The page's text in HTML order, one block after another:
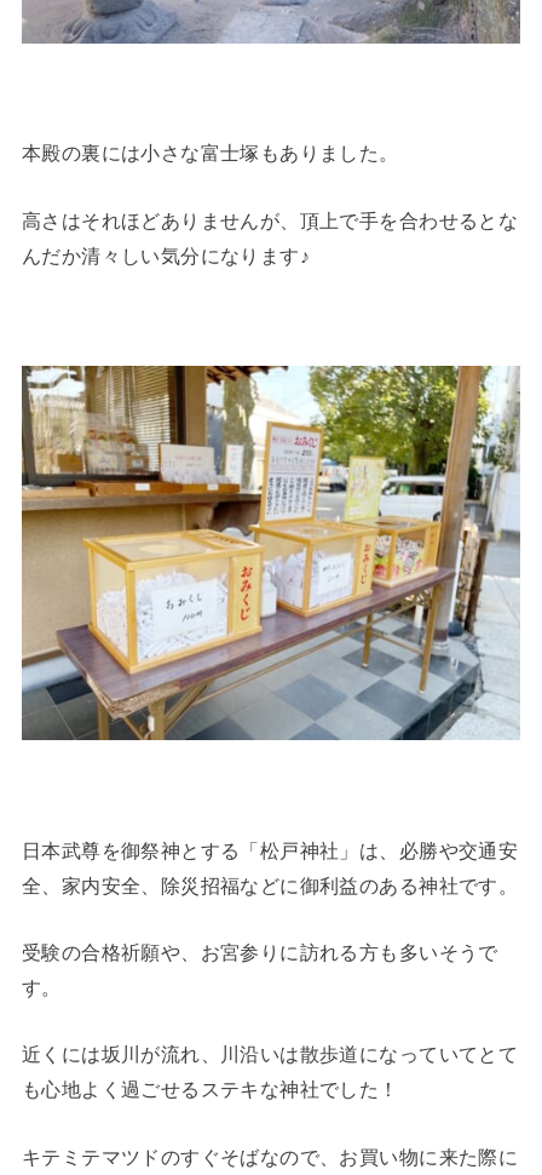
本殿の裏には小さな富士塚もありました。
高さはそれほどありませんが、頂上で手を合わせるとな
んだか清々しい気分になります♪
日本武尊を御祭神とする「松戸神社」は、必勝や交通安
全、家内安全、除災招福などに御利益のある神社です。
受験の合格祈願や、お宮参りに訪れる方も多いそうで
す。
近くには坂川が流れ、川沿いは散歩道になっていてとて
も心地よく過ごせるステキな神社でした！
キテミテマツドのすぐそばなので、お買い物に来た際に